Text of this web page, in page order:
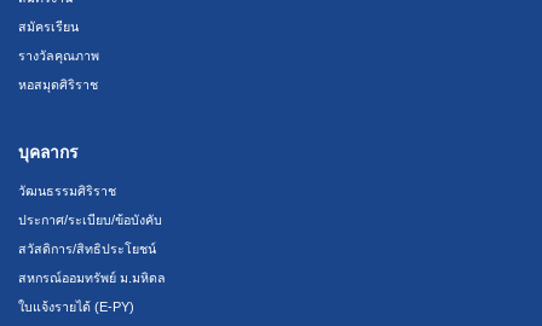
สมัครเรียน
รางวัลคุณภาพ
หอสมุดศิริราช
บุคลากร
วัฒนธรรมศิริราช
ประกาศ/ระเบียบ/ข้อบังคับ
สวัสดิการ/สิทธิประโยชน์
สหกรณ์ออมทรัพย์ ม.มหิดล
ใบแจ้งรายได้ (E-PY)